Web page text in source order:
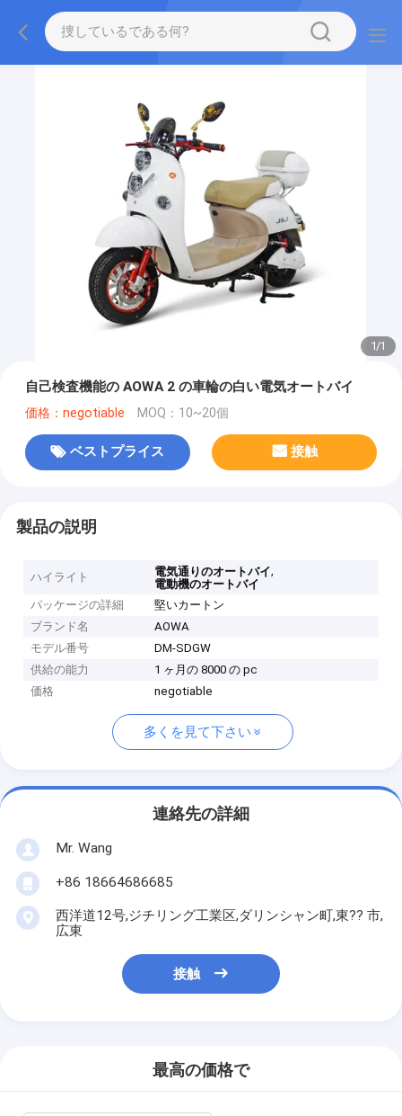
1/1
自己検査機能の AOWA 2 の車輪の白い電気オートバイ
価格：negotiable MOQ：10~20個
ベストプライス 接触
製品の説明
ハイライト 電気通りのオートバイ,
電動機のオートバイ
パッケージの詳細
堅いカートン
ブランド名
AOWA
モデル番号
DM-SDGW
供給の能力
1 ヶ月の 8000 の pc
価格
negotiable
多くを見て下さい
連絡先の詳細
Mr. Wang
+86 18664686685
西洋道12号,ジチリング工業区,ダリンシャン町,東?? 市,
広東
接触
最高の価格で